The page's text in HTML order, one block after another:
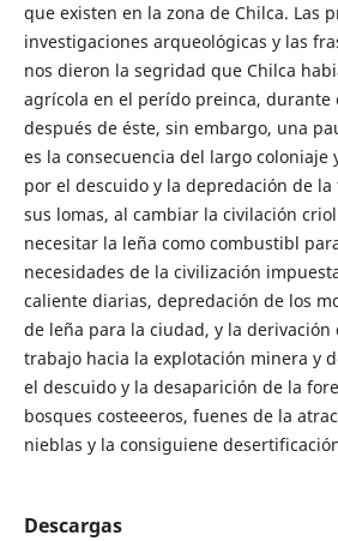
que existen en la zona de Chilca. Las
investigaciones arqueológicas y las
nos dieron la segridad que Chilca
agrícola en el perído preinca, durante
después de éste, sin embargo, una
es la consecuencia del largo coloniaje
por el descuido y la depredación de
sus lomas, al cambiar la civilación
necesitar la leña como combustibl
necesidades de la civilización
caliente diarias, depredación de los
de leña para la ciudad, y la
trabajo hacia la explotación minera y
el descuido y la desaparición de la
bosques costeeeros, fuenes de la
nieblas y la consiguiene
Descargas